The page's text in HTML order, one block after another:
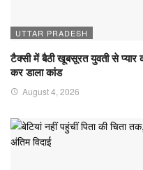
UTTAR PRADESH
टैक्सी में बैठी खूबसूरत युवती से प्यार
कर डाला कांड
August 4, 2026